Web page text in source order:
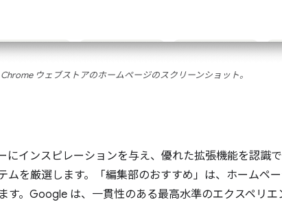
Chrome ウェブストアのホームページのスクリーンショット。
にインスピレーションを与え、優れた拡張機能を認識
ムを厳選します。「編集部のおすすめ」は、ホームペ
す。Google は、一貫性のある最高水準のエクスペリ